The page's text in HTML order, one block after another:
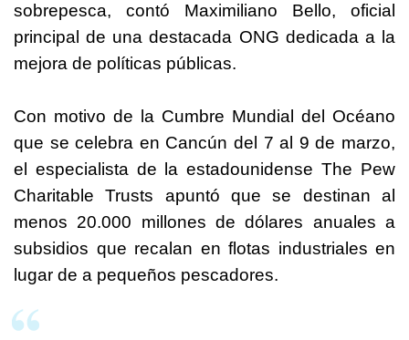
sobrepesca, contó Maximiliano Bello, oficial
principal de una destacada ONG dedicada a la
mejora de políticas públicas.
Con motivo de la Cumbre Mundial del Océano
que se celebra en Cancún del 7 al 9 de marzo,
el especialista de la estadounidense The Pew
Charitable Trusts apuntó que se destinan al
menos 20.000 millones de dólares anuales a
subsidios que recalan en flotas industriales en
lugar de a pequeños pescadores.